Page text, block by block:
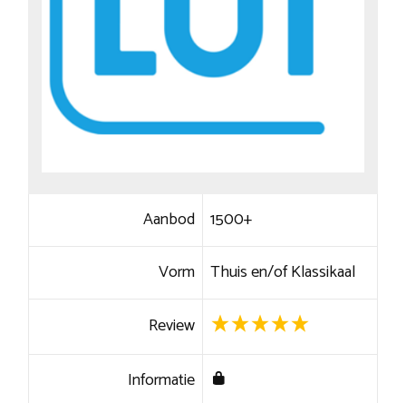
Aanbod 1500+
Vorm Thuis en/of Klassikaal
Review
Informatie